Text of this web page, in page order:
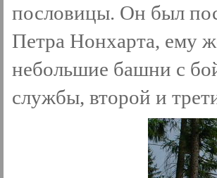
пословицы. Он был
Петра Нонхарта, ему
небольшие башни с
службы, второй и